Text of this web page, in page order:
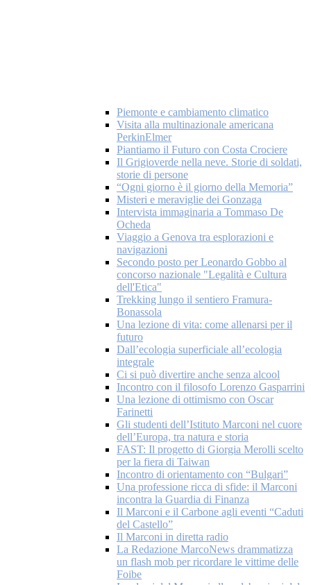
Piemonte e cambiamento climatico
Visita alla multinazionale americana
PerkinElmer
Piantiamo il Futuro con Costa Crociere
Il Grigioverde nella neve. Storie di soldati,
storie di persone
“Ogni giorno è il giorno della Memoria”
Misteri e meraviglie dei Gonzaga
Intervista immaginaria a Tommaso De
Ocheda
Viaggio a Genova tra esplorazioni e
navigazioni
Secondo posto per Leonardo Gobbo al
concorso nazionale "Legalità e Cultura
dell'Etica"
Trekking lungo il sentiero Framura-
Bonassola
Una lezione di vita: come allenarsi per il
futuro
Dall’ecologia superficiale all’ecologia
integrale
Ci si può divertire anche senza alcool
Incontro con il filosofo Lorenzo Gasparrini
Una lezione di ottimismo con Oscar
Farinetti
Gli studenti dell’Istituto Marconi nel cuore
dell’Europa, tra natura e storia
FAST: Il progetto di Giorgia Merolli scelto
per la fiera di Taiwan
Incontro di orientamento con “Bulgari”
Una professione ricca di sfide: il Marconi
incontra la Guardia di Finanza
Il Marconi e il Carbone agli eventi “Caduti
del Castello”
Il Marconi in diretta radio
La Redazione MarcoNews drammatizza
un flash mob per ricordare le vittime delle
Foibe